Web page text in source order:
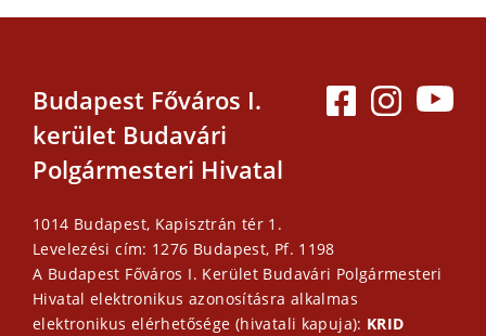
Budapest Főváros I.
kerület Budavári
Polgármesteri Hivatal
1014 Budapest, Kapisztrán tér 1.
Levelezési cím: 1276 Budapest, Pf. 1198
A Budapest Főváros I. Kerület Budavári Polgármesteri
Hivatal elektronikus azonosításra alkalmas
elektronikus elérhetősége (hivatali kapuja): KRID